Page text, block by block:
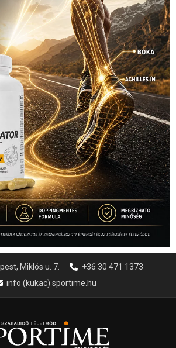
Miklós u. 7.
+36 30 471 1373
info (kukac) sportime.hu